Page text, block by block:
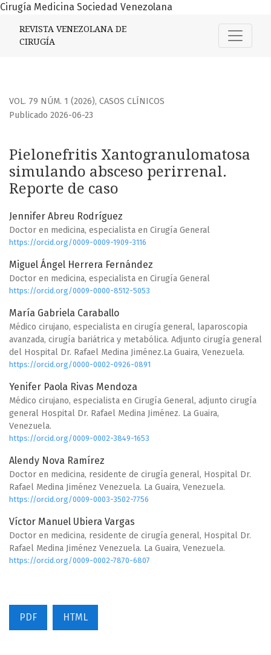
Cirugía Medicina Sociedad Venezolana
Pielonefritis Xantogranulomatosa simulando absceso
REVISTA VENEZOLANA DE
CIRUGÍA
VOL. 79 NÚM. 1 (2026), CASOS CLÍNICOS
Pielonefritis Xantogranulomatosa
simulando absceso perirrenal.
Reporte de caso
Publicado 2026-06-23
Jennifer Abreu Rodríguez
Doctor en medicina, especialista en Cirugía General
https://orcid.org/0009-0009-1909-3116
Miguel Ángel Herrera Fernández
Doctor en medicina, especialista en Cirugía General
https://orcid.org/0009-0000-8512-5053
María Gabriela Caraballo
Médico cirujano, especialista en cirugía general, laparoscopia
avanzada, cirugía bariátrica y metabólica. Adjunto cirugía general
del Hospital Dr. Rafael Medina Jiménez.La Guaira, Venezuela.
https://orcid.org/0000-0002-0926-0891
Yenifer Paola Rivas Mendoza
Médico cirujano, especialista en Cirugía General, adjunto cirugía
general Hospital Dr. Rafael Medina Jiménez. La Guaira,
Venezuela.
https://orcid.org/0009-0002-3849-1653
Alendy Nova Ramírez
Doctor en medicina, residente de cirugía general, Hospital Dr.
Rafael Medina Jiménez Venezuela. La Guaira, Venezuela.
https://orcid.org/0009-0003-3502-7756
Víctor Manuel Ubiera Vargas
Doctor en medicina, residente de cirugía general, Hospital Dr.
Rafael Medina Jiménez Venezuela. La Guaira, Venezuela.
https://orcid.org/0009-0002-7870-6807
PDF HTML